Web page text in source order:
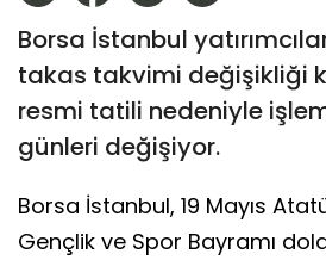
Borsa İstanbul
takas takvimi değişikliği
resmi tatili nedeniyle
günleri değişiyor.
Borsa İstanbul, 19 Mayıs
Gençlik ve Spor Bayramı